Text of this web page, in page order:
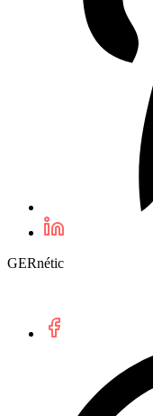
GERnétic